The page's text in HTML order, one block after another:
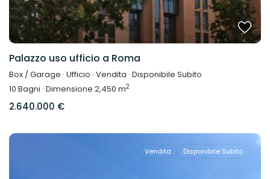
Palazzo uso ufficio a Roma
Box / Garage · Ufficio · Vendita · Disponibile Subito
10 Bagni · Dimensione 2,450 m2
2.640.000 €
Vendita Disponibile Subito